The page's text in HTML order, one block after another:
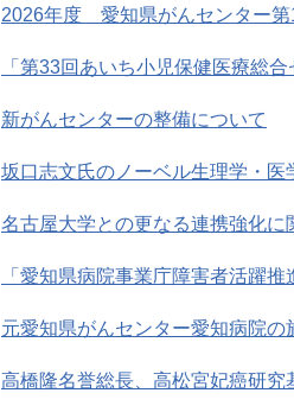
2026年度 愛知県がんセンター第
「第33回あいち小児保健医療総
新がんセンターの整備について
坂口志文氏のノーベル生理学・医
名古屋大学との更なる連携強化に
「愛知県病院事業庁障害者活躍
元愛知県がんセンター愛知病院の
高橋隆名誉総長、高松宮妃癌研究